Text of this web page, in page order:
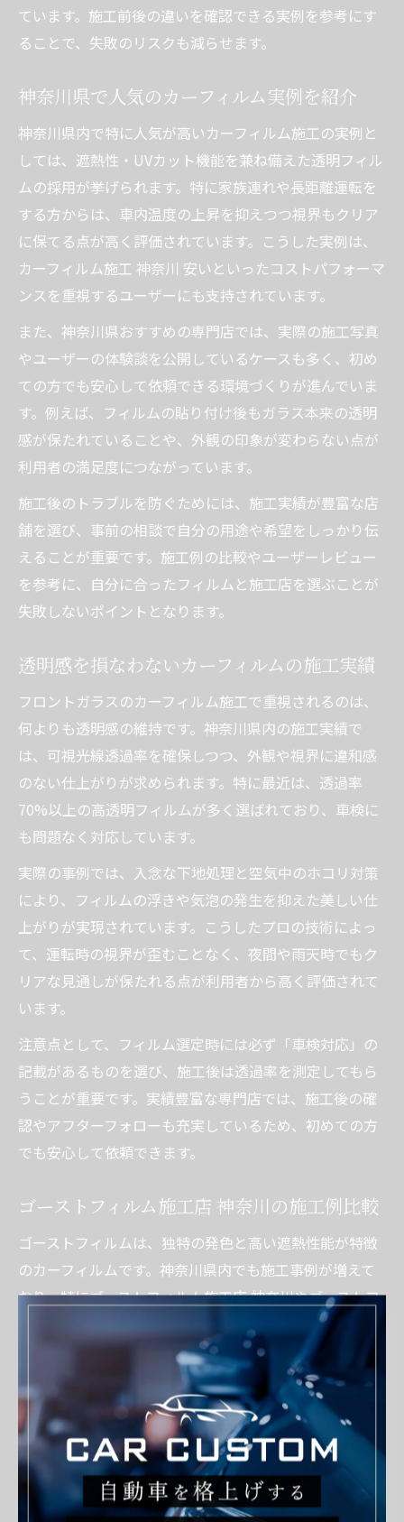
ています。施工前後の違いを確認できる実例を参考にす
ることで、失敗のリスクも減らせます。
神奈川県で人気のカーフィルム実例を紹介
神奈川県内で特に人気が高いカーフィルム施工の実例と
しては、遮熱性・UVカット機能を兼ね備えた透明フィル
ムの採用が挙げられます。特に家族連れや長距離運転を
する方からは、車内温度の上昇を抑えつつ視界もクリア
に保てる点が高く評価されています。こうした実例は、
カーフィルム施工 神奈川 安いといったコストパフォーマ
ンスを重視するユーザーにも支持されています。
また、神奈川県おすすめの専門店では、実際の施工写真
やユーザーの体験談を公開しているケースも多く、初め
ての方でも安心して依頼できる環境づくりが進んでいま
す。例えば、フィルムの貼り付け後もガラス本来の透明
感が保たれていることや、外観の印象が変わらない点が
利用者の満足度につながっています。
施工後のトラブルを防ぐためには、施工実績が豊富な店
舗を選び、事前の相談で自分の用途や希望をしっかり伝
えることが重要です。施工例の比較やユーザーレビュー
を参考に、自分に合ったフィルムと施工店を選ぶことが
失敗しないポイントとなります。
透明感を損なわないカーフィルムの施工実績
フロントガラスのカーフィルム施工で重視されるのは、
何よりも透明感の維持です。神奈川県内の施工実績で
は、可視光線透過率を確保しつつ、外観や視界に違和感
のない仕上がりが求められます。特に最近は、透過率
70%以上の高透明フィルムが多く選ばれており、車検に
も問題なく対応しています。
実際の事例では、入念な下地処理と空気中のホコリ対策
により、フィルムの浮きや気泡の発生を抑えた美しい仕
上がりが実現されています。こうしたプロの技術によっ
て、運転時の視界が歪むことなく、夜間や雨天時でもク
リアな見通しが保たれる点が利用者から高く評価されて
います。
注意点として、フィルム選定時には必ず「車検対応」の
記載があるものを選び、施工後は透過率を測定してもら
うことが重要です。実績豊富な専門店では、施工後の確
認やアフターフォローも充実しているため、初めての方
でも安心して依頼できます。
ゴーストフィルム施工店 神奈川の施工例比較
ゴーストフィルムは、独特の発色と高い遮熱性能が特徴
のカーフィルムです。神奈川県内でも施工事例が増えて
おり、特にゴーストフィルム施工店 神奈川やゴーストフ
ィルム施工店 横浜といった専門店での実績が注目されて
います。施工例を比較すると、外観のイメージチェンジ
と機能性の両立を重視した選択が多いことが分かりま
す。
例えば、昼間は青みがかった美しい発色を楽しみつつ、
夜間や悪天候時でも視界に支障が出ないよう配慮された
事例が多数存在します。これにより、個性的な車の演出